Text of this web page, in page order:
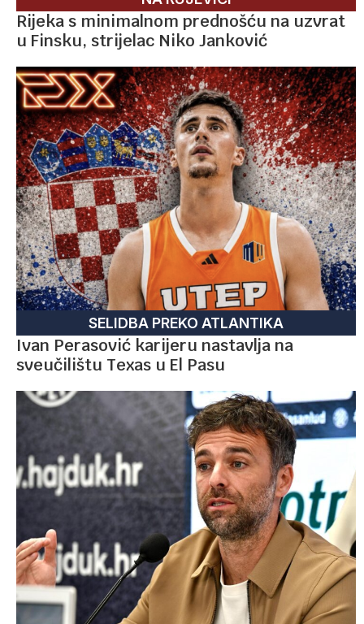
Rijeka s minimalnom prednošću na uzvrat
u Finsku, strijelac Niko Janković
SELIDBA PREKO ATLANTIKA
Ivan Perasović karijeru nastavlja na
sveučilištu Texas u El Pasu